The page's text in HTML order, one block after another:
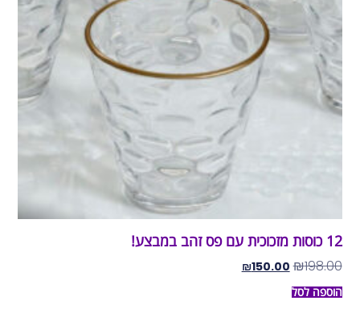
12 כוסות מזכוכית עם פס זהב במבצע!
₪198.00
₪150.00
הוספה לסל